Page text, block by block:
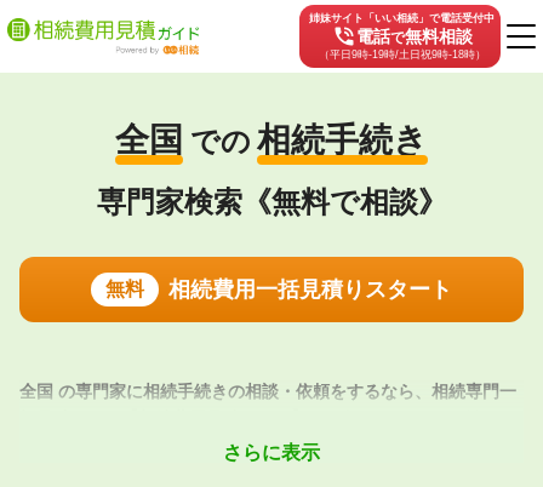
姉妹サイト「いい相続」で電話受付中
phone_in_talk電話で無料相談
（平日9時-19時/土日祝9時-18時）
全国 での 相続手続き
専門家検索《無料で相談》
無料 相続費用一括見積りスタート
さらに表示
全国 の専門家に相続手続きの相談・依頼をするなら、相続専門一
リン綜合法律事務所、 ＣＯＯＬオフィス 司法書士・行政書士事